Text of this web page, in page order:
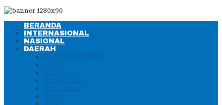
BERANDA
INTERNASIONAL
NASIONAL
DAERAH
PARIGI MOUTONG
PALU
SIGI
DONGGALA
TOLI-TOLI
BUOL